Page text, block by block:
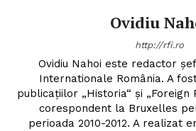
Ovidiu
http://rfi.ro
Ovidiu Nahoi este redactor
Internationale România. A
publicațiilor „Historia“ și „Foreign
corespondent la Bruxelles
perioada 2010-2012. A realizat